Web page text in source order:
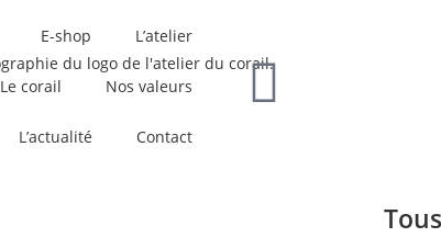
E-shop L’atelier
Le corail Nos valeurs
L’actualité Contact